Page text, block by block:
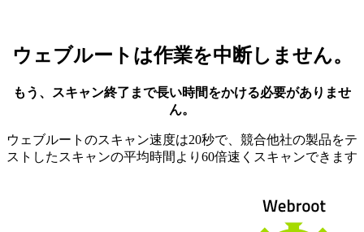
ウェブルートは作業を中断しません。
もう、スキャン終了まで長い時間をかける必要がありませ
ん。
ウェブルートのスキャン速度は20秒で、競合他社の製品をテ
ストしたスキャンの平均時間より60倍速くスキャンできます